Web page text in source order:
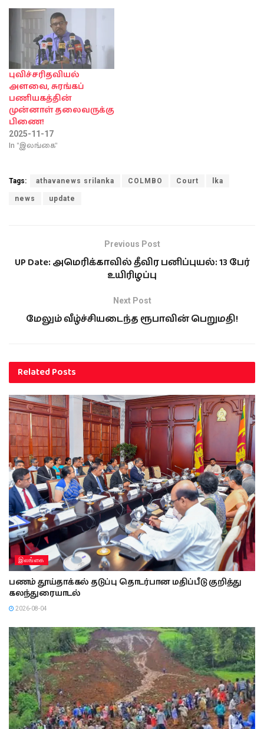
புவிச்சரிதவியல்
அளவை, சுரங்கப்
பணியகத்தின்
முன்னாள் தலைவருக்கு
பிணை!
2025-11-17
In "இலங்கை"
Tags: athavanews srilanka COLMBO Court lka
news update
Previous Post
UP Date: அமெரிக்காவில் தீவிர பனிப்புயல்: 13 பேர்
உயிரிழப்பு
Next Post
மேலும் வீழ்ச்சியடைந்த ரூபாவின் பெறுமதி!
RelatedPosts
இலங்கை
பணம் தூய்தாக்கல் தடுப்பு தொடர்பான மதிப்பீடு குறித்து
கலந்துரையாடல்
2026-08-04